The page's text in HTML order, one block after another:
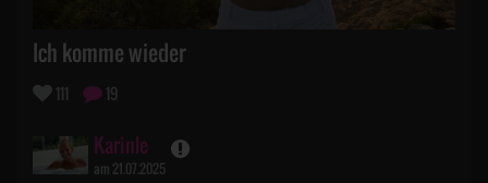
Ich komme wieder
111 19
Karinle
am 21.07.2025